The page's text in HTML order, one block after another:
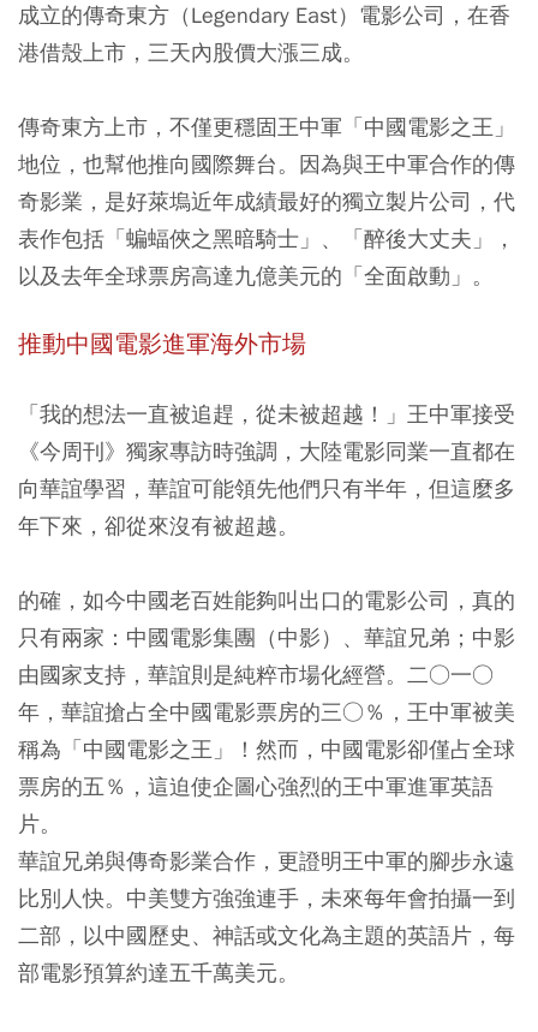
成立的傳奇東方（Legendary East）電影公司，在香
港借殼上市，三天內股價大漲三成。
傳奇東方上市，不僅更穩固王中軍「中國電影之王」
地位，也幫他推向國際舞台。因為與王中軍合作的傳
奇影業，是好萊塢近年成績最好的獨立製片公司，代
表作包括「蝙蝠俠之黑暗騎士」、「醉後大丈夫」，
以及去年全球票房高達九億美元的「全面啟動」。
推動中國電影進軍海外市場
「我的想法一直被追趕，從未被超越！」王中軍接受
《今周刊》獨家專訪時強調，大陸電影同業一直都在
向華誼學習，華誼可能領先他們只有半年，但這麼多
年下來，卻從來沒有被超越。
的確，如今中國老百姓能夠叫出口的電影公司，真的
只有兩家：中國電影集團（中影）、華誼兄弟；中影
由國家支持，華誼則是純粹市場化經營。二○一○
年，華誼搶占全中國電影票房的三○％，王中軍被美
稱為「中國電影之王」！然而，中國電影卻僅占全球
票房的五％，這迫使企圖心強烈的王中軍進軍英語
片。
華誼兄弟與傳奇影業合作，更證明王中軍的腳步永遠
比別人快。中美雙方強強連手，未來每年會拍攝一到
二部，以中國歷史、神話或文化為主題的英語片，每
部電影預算約達五千萬美元。